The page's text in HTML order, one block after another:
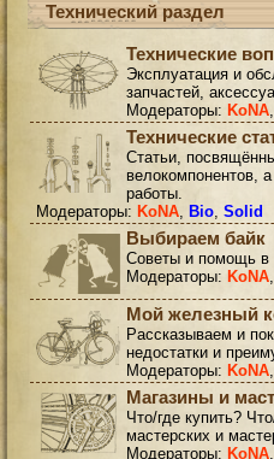
Технический раздел
Технические
Эксплуатация и
запчастей,
Модераторы: KoNA,
Технические
Статьи,
велокомпонентов,
работы.
Модераторы: KoNA, Bio, Solid
Выбираем байк
Советы и помощь в
Модераторы: KoNA,
Мой железный
Рассказываем и
недостатки и
Модераторы: KoNA,
Магазины и
Что/где купить?
мастерских и
Модераторы: KoNA,